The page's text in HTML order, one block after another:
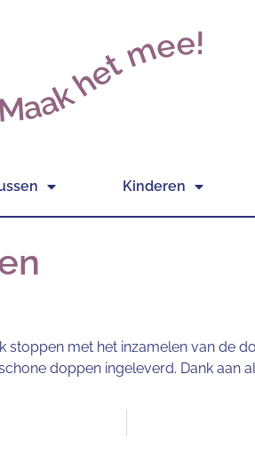
Maak het mee!
Kinderen
stoppen met het inzamelen van de
doppen ingeleverd. Dank aan